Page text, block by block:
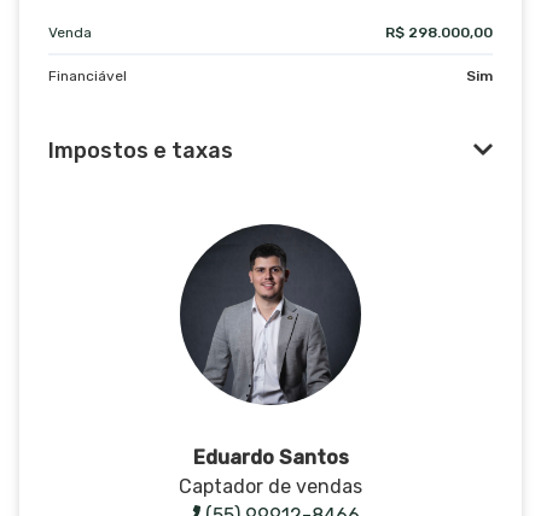
Venda R$ 298.000,00
Financiável Sim
Impostos e taxas
Eduardo Santos
Captador de vendas